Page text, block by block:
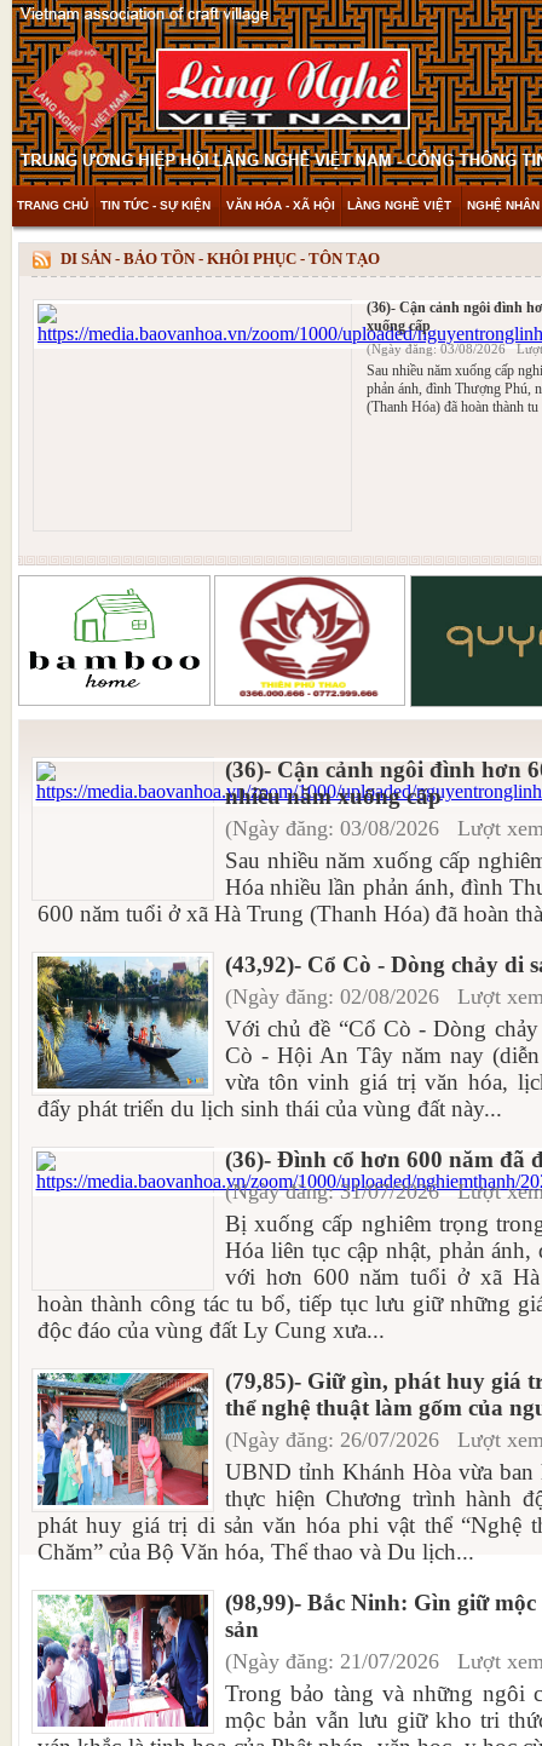
TRANG CHỦ TIN TỨC - SỰ KIỆN VĂN HÓA - XÃ HỘI LÀNG NGHỀ VIỆT NGHỆ
THAM KHẢO & KHÁM PHÁ VIDEO
DI SẢN - BẢO TỒN - KHÔI PHỤC - TÔN TẠO
(36)- Cận cảnh ngôi đình
xuống cấp
(Ngày đăng: 03/08/2026
Sau nhiều năm xuống cấp
phản ánh, đình Thượng Phú,
(Thanh Hóa) đã hoàn thành tu
(36)- Cận cảnh ngôi đình hơn
nhiều năm xuống cấp
(Ngày đăng: 03/08/2026 Lượt
Sau nhiều năm xuống cấp
Hóa nhiều lần phản ánh, đình
600 năm tuổi ở xã Hà Trung (Thanh Hóa) đã hoàn
(43,92)- Cổ Cò - Dòng chảy di
(Ngày đăng: 02/08/2026 Lượt
Với chủ đề “Cổ Cò - Dòng
Cò - Hội An Tây năm nay
vừa tôn vinh giá trị văn hóa,
đẩy phát triển du lịch sinh thái của vùng đất này...
(36)- Đình cổ hơn 600 năm đã
(Ngày đăng: 31/07/2026 Lượt
Bị xuống cấp nghiêm trọng
Hóa liên tục cập nhật, phản
với hơn 600 năm tuổi ở xã
hoàn thành công tác tu bổ, tiếp tục lưu giữ những
độc đáo của vùng đất Ly Cung xưa...
(79,85)- Giữ gìn, phát huy giá
thể nghệ thuật làm gốm của
(Ngày đăng: 26/07/2026 Lượt
UBND tỉnh Khánh Hòa vừa ban
thực hiện Chương trình hành
phát huy giá trị di sản văn hóa phi vật thể “Nghệ
Chăm” của Bộ Văn hóa, Thể thao và Du lịch...
(98,99)- Bắc Ninh: Gìn giữ
sản
(Ngày đăng: 21/07/2026 Lượt
Trong bảo tàng và những ngôi
mộc bản vẫn lưu giữ kho tri